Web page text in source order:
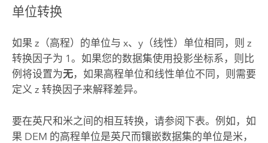
单位转换
如果 z（高程）的单位与 x、y（线性）单位相同，则 z
转换因子为 1。如果您的数据集使用投影坐标系，则比
例将设置为无，如果高程单位和线性单位不同，则需要
定义 z 转换因子来解释差异。
要在英尺和米之间的相互转换，请参阅下表。例如，如
果 DEM 的高程单位是英尺而镶嵌数据集的单位是米，